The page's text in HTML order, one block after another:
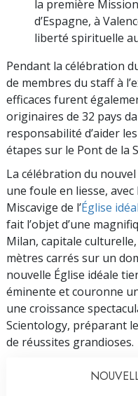
la première
d’Espagne, à
liberté spirituelle
Pendant la célébration
de membres du staff à
efficaces furent
originaires de 32 pays
responsabilité d’aider
étapes sur le Pont de la
La célébration du
une foule en liesse,
Miscavige de l’Église
fait l’objet d’une
Milan, capitale
mètres carrés sur un
nouvelle Église idéale
éminente et couronne
une croissance
Scientology, préparant
de réussites grandioses.